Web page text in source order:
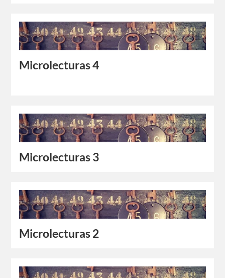
Microlecturas 4
Microlecturas 3
Microlecturas 2